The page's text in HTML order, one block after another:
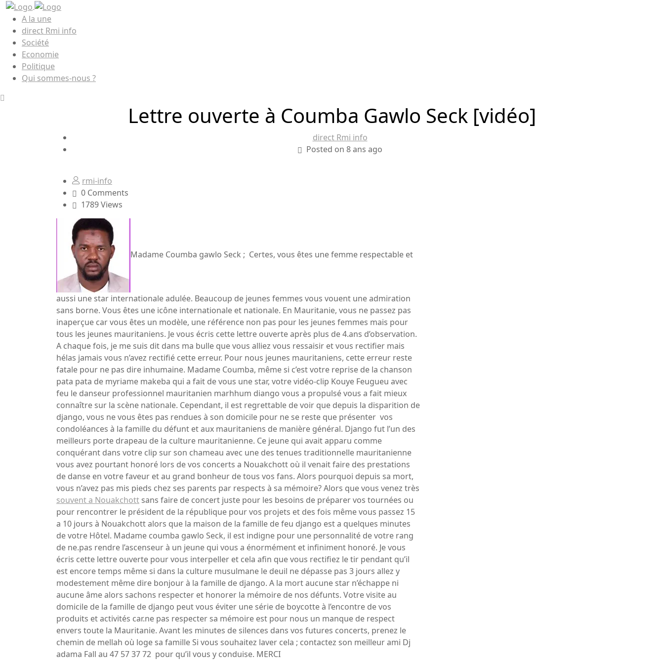
A la une
direct Rmi info
Société
Economie
Politique
Qui sommes-nous ?
Lettre ouverte à Coumba Gawlo Seck [vidéo]
direct Rmi info
Posted on 8 ans ago
rmi-info
0 Comments
1789 Views
Madame Coumba gawlo Seck ; Certes, vous êtes une femme respectable et
aussi une star internationale adulée. Beaucoup de jeunes femmes vous vouent une admiration
sans borne. Vous êtes une icône internationale et nationale. En Mauritanie, vous ne passez pas
inaperçue car vous êtes un modèle, une référence non pas pour les jeunes femmes mais pour
tous les jeunes mauritaniens. Je vous écris cette lettre ouverte après plus de 4.ans d’observation.
A chaque fois, je me suis dit dans ma bulle que vous alliez vous ressaisir et vous rectifier mais
hélas jamais vous n’avez rectifié cette erreur. Pour nous jeunes mauritaniens, cette erreur reste
fatale pour ne pas dire inhumaine. Madame Coumba, même si c’est votre reprise de la chanson
pata pata de myriame makeba qui a fait de vous une star, votre vidéo-clip Kouye Feugueu avec
feu le danseur professionnel mauritanien marhhum diango vous a propulsé vous a fait mieux
connaître sur la scène nationale. Cependant, il est regrettable de voir que depuis la disparition de
django, vous ne vous êtes pas rendues à son domicile pour ne se reste que présenter vos
condoléances à la famille du défunt et aux mauritaniens de manière général. Django fut l’un des
meilleurs porte drapeau de la culture mauritanienne. Ce jeune qui avait apparu comme
conquérant dans votre clip sur son chameau avec une des tenues traditionnelle mauritanienne
vous avez pourtant honoré lors de vos concerts a Nouakchott où il venait faire des prestations
de danse en votre faveur et au grand bonheur de tous vos fans. Alors pourquoi depuis sa mort,
vous n’avez pas mis pieds chez ses parents par respects à sa mémoire? Alors que vous venez très
souvent a Nouakchott sans faire de concert juste pour les besoins de préparer vos tournées ou
pour rencontrer le président de la république pour vos projets et des fois même vous passez 15
a 10 jours à Nouakchott alors que la maison de la famille de feu django est a quelques minutes
de votre Hôtel. Madame coumba gawlo Seck, il est indigne pour une personnalité de votre rang
de ne.pas rendre l’ascenseur à un jeune qui vous a énormément et infiniment honoré. Je vous
écris cette lettre ouverte pour vous interpeller et cela afin que vous rectifiez le tir pendant qu’il
est encore temps même si dans la culture musulmane le deuil ne dépasse pas 3 jours allez y
modestement même dire bonjour à la famille de django. A la mort aucune star n’échappe ni
aucune âme alors sachons respecter et honorer la mémoire de nos défunts. Votre visite au
domicile de la famille de django peut vous éviter une série de boycotte à l’encontre de vos
produits et activités car.ne pas respecter sa mémoire est pour nous un manque de respect
envers toute la Mauritanie. Avant les minutes de silences dans vos futures concerts, prenez le
chemin de mellah où loge sa famille Si vous souhaitez laver cela ; contactez son meilleur ami Dj
adama Fall au 47 57 37 72 pour qu’il vous y conduise. MERCI